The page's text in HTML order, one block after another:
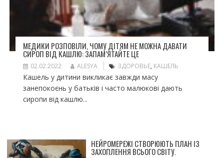
МЕДИКИ РОЗПОВІЛИ, ЧОМУ ДІТЯМ НЕ МОЖНА ДАВАТИ
СИРОП ВІД КАШЛЮ: ЗАПАМ’ЯТАЙТЕ ЦЕ
02.02.2022 ALESYA ЗДОРОВЬЕ, КАШЕЛЬ
Кашель у дитини викликає завжди масу
занепокоєнь у батьків і часто малюкові дають
сиропи від кашлю...
НЕЙРОМЕРЕЖІ СТВОРЮЮТЬ ПЛАН ІЗ
ЗАХОПЛЕННЯ ВСЬОГО СВІТУ.